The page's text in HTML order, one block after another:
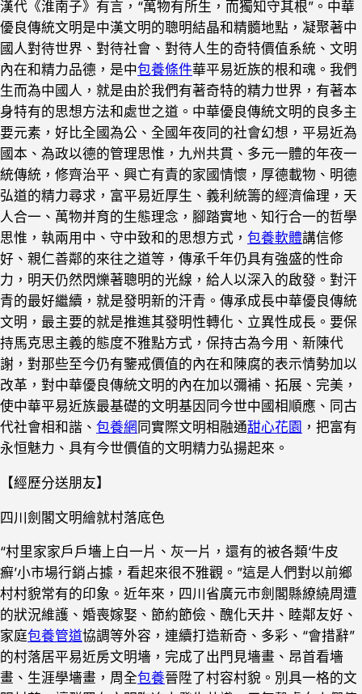
漢代《淮南子》有言，“萬物有所生，而獨知守其根”。中華
優良傳統文明是中漢文明的聰明結晶和精髓地點，凝聚著中
國人對待世界、對待社會、對待人生的奇特價值系統、文明
內在和精力品德，是中包養條件華平易近族的根和魂。我們
生而為中國人，就是由於我們有著奇特的精力世界，有著本
身特有的思想方法和處世之道。中華優良傳統文明的良多主
要元素，好比全國為公、全國年夜同的社會幻想，平易近為
國本、為政以德的管理思惟，九州共貫、多元一體的年夜一
統傳統，修齊治平、興亡有責的家國情懷，厚德載物、明德
弘道的精力尋求，富平易近厚生、義利統籌的經濟倫理，天
人合一、萬物并育的生態理念，腳踏實地、知行合一的哲學
思惟，執兩用中、守中致和的思想方式， 包養軟體講信修
好、親仁善鄰的來往之道等，傳承千年仍具有強盛的性命
力，明天仍然閃爍著聰明的光線，給人以深入的啟發。對汗
青的最好繼續，就是發明新的汗青。傳承成長中華優良傳統
文明，最主要的就是推進其發明性轉化、立異性成長。要保
持馬克思主義的態度不雅點方式，保持古為今用、新陳代
謝，對那些至今仍有鑒戒價值的內在和陳腐的表示情勢加以
改革，對中華優良傳統文明的內在加以彌補、拓展、完美，
使中華平易近族最基礎的文明基因同今世中國相順應、同古
代社會相和諧、 包養網 同實際文明相融通甜心花園 ，把富有
永恒魅力、具有今世價值的文明精力弘揚起來。
【經歷分送朋友】
四川劍閣文明繪就村落底色
“村里家家戶戶墻上白一片、灰一片，還有的被各類‘牛皮
癬’小市場行銷占據，看起來很不雅觀。”這是人們對以前鄉
村村貌常有的印象。近年來，四川省廣元市劍閣縣繚繞周遭
的狀況維護、婚喪嫁娶、節約節儉、醜化天井、睦鄰友好、
家庭包養管道協調等外容，連續打造新奇、多彩、“會措辭”
的村落居平易近房文明墻，完成了出門見墻畫、昂首看墻
畫、生涯學墻畫，周全包養晉陞了村容村貌。別具一格的文